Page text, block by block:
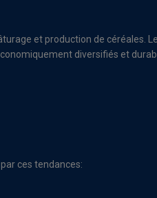
et production de céréales.
diversifiés et
ces tendances: